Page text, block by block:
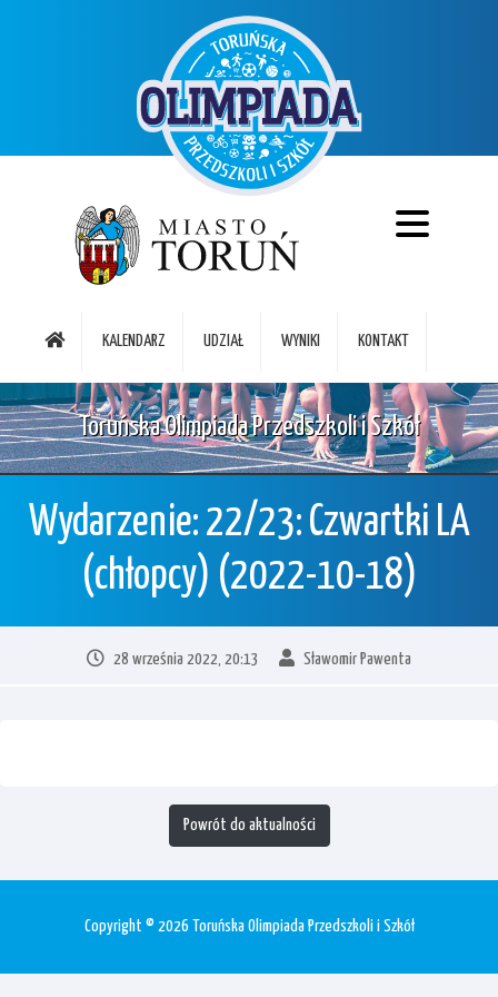
KALENDARZ UDZIAŁ WYNIKI KONTAKT
Toruńska Olimpiada Przedszkoli i Szkół
Wydarzenie: 22/23: Czwartki LA
(chłopcy) (2022-10-18)
28 września 2022, 20:13 Sławomir Pawenta
Powrót do aktualności
Copyright © 2026 Toruńska Olimpiada Przedszkoli i Szkół